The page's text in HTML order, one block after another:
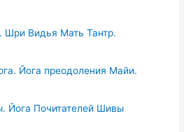
Шри Видья Мать Тантр.
Йога преодоления Майи.
Йога Почитателей Шивы